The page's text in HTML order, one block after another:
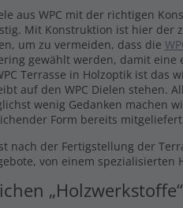
aus WPC mit der richtigen
Mit Konstruktion ist hier der
um zu vermeiden, dass die
gewählt werden, damit
Terrasse in Holzoptik ist das
auf den WPC Dielen stehen.
wenig Gedanken machen
Form bereits
nach der Fertigstellung der
von einem spezialisierten